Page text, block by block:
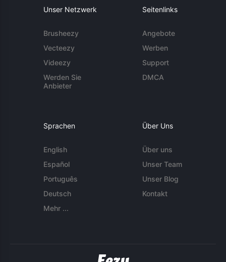
Unser Netzwerk
Brusheezy
Vecteezy
Videezy
Werden Sie
Anbieter
Seitenlinks
Angebote
Werben
Support
DMCA
Sprachen
English
Español
Português
Deutsch
Mehr ...
Über Uns
Über uns
Unser Team
Unser Blog
Kontakt